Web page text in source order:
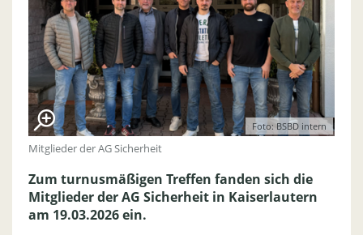
Foto: BSBD intern
Mitglieder der AG Sicherheit
Zum turnusmäßigen Treffen fanden sich die
Mitglieder der AG Sicherheit in Kaiserlautern
am 19.03.2026 ein.